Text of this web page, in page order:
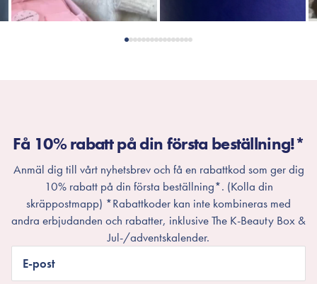
Få 10% rabatt på din första beställning!*
Anmäl dig till vårt nyhetsbrev och få en rabattkod som ger dig
10% rabatt på din första beställning*. (Kolla din
skräppostmapp) *Rabattkoder kan inte kombineras med
andra erbjudanden och rabatter, inklusive The K-Beauty Box &
Jul-/adventskalender.
E-post